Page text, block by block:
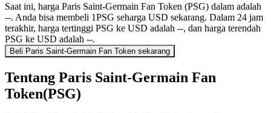
Saat ini, harga Paris Saint-Germain Fan Token (PSG) dalam adalah
--. Anda bisa membeli 1PSG seharga USD sekarang. Dalam 24 jam
terakhir, harga tertinggi PSG ke USD adalah --, dan harga terendah
PSG ke USD adalah --.
Beli Paris Saint-Germain Fan Token sekarang
Tentang Paris Saint-Germain Fan
Token(PSG)